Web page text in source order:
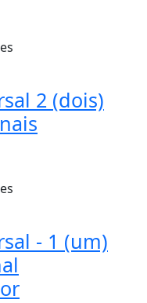
2 (dois)
- 1 (um)